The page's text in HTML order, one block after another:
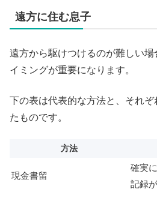
遠方に住む息子
遠方から駆けつけるのが難しい
イミングが重要になります。
下の表は代表的な方法と、それ
たものです。
方法
現金書留
確実
記録